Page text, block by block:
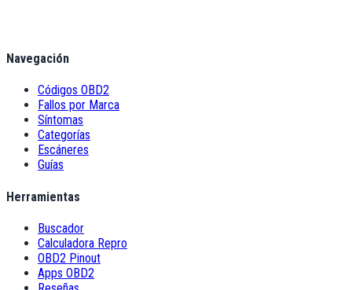
Navegación
Códigos OBD2
Fallos por Marca
Síntomas
Categorías
Escáneres
Guías
Herramientas
Buscador
Calculadora Repro
OBD2 Pinout
Apps OBD2